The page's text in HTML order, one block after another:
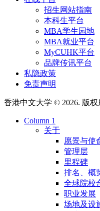
招生网站指南
本科生平台
MBA学生园地
MBA就业平台
MyCUHK平台
品牌传讯平台
私隐政策
免责声明
香港中文大学 © 2026. 版权
Column 1
关于
愿景与使
管理层
里程碑
排名、概
全球院校
职业发展
场地及设